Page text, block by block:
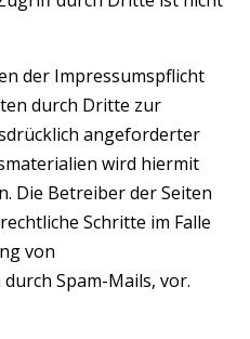
der Impressumspflicht
durch Dritte zur
angeforderter
wird hiermit
Die Betreiber der Seiten
Schritte im Falle
von
Spam-Mails, vor.